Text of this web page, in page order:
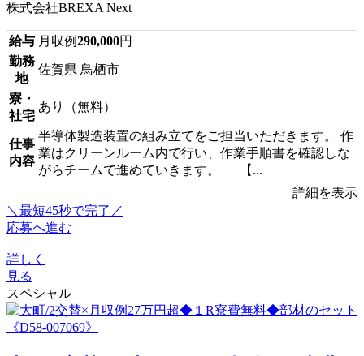
株式会社BREXA Next
給与 月収例290,000円
勤務
地
佐賀県 鳥栖市
寮・
社宅
あり（無料）
仕事
内容
半導体製造装置の組み立てをご担当いただきます。 作
業はクリーンルーム内で行い、作業手順書を確認しな
がらチームで進めていきます。 【...
詳細を表示
＼最短45秒で完了／
応募へ進む
詳しく
見る
スペシャル